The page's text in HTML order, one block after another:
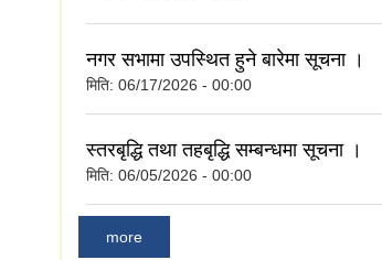
नगर सभामा उपस्थित हुने बारेमा सूचना ।
मिति: 06/17/2026 - 00:00
स्तरबृद्धि तथा तहबृद्धि सम्बन्धमा सूचना ।
मिति: 06/05/2026 - 00:00
more